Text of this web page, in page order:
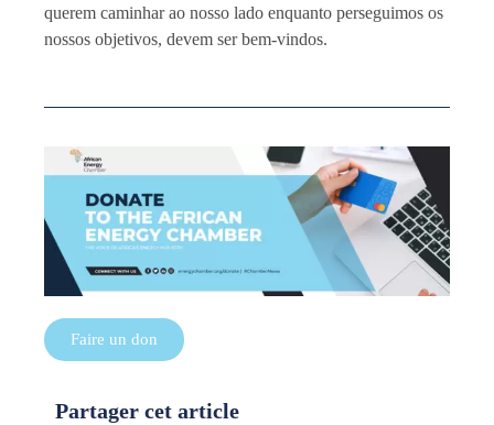
querem caminhar ao nosso lado enquanto perseguimos os
nossos objetivos, devem ser bem-vindos.
Faire un don
Partager cet article